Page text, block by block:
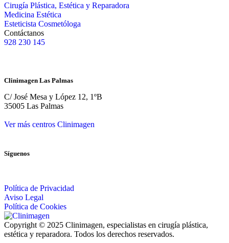
Cirugía Plástica, Estética y Reparadora
Medicina Estética
Esteticista Cosmetóloga
Contáctanos
928 230 145
Clinimagen Las Palmas
C/ José Mesa y López 12, 1ºB
35005 Las Palmas
Ver más centros Clinimagen
Síguenos
Política de Privacidad
Aviso Legal
Política de Cookies
Copyright © 2025 Clinimagen, especialistas en cirugía plástica,
estética y reparadora. Todos los derechos reservados.